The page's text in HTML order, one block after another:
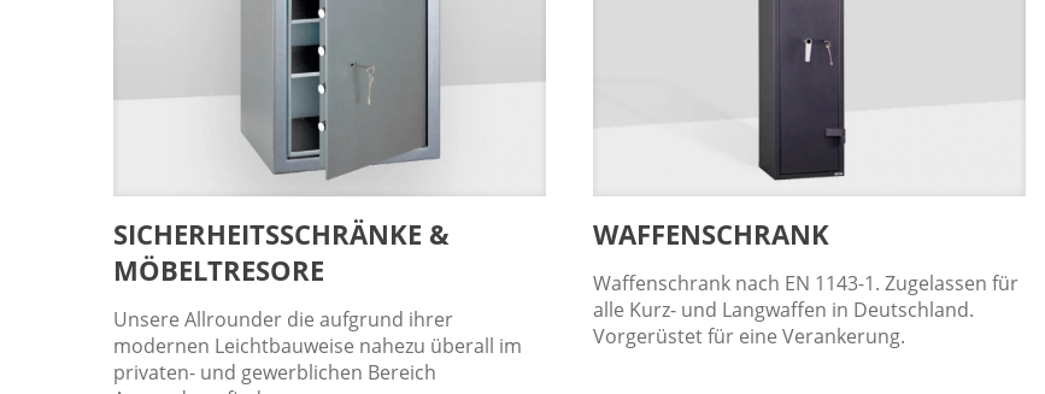
SICHERHEITS­SCHRÄNKE &
MÖBEL­TRESORE
Unsere Allrounder die aufgrund ihrer
modernen Leichtbauweise nahezu überall im
privaten- und gewerblichen Bereich
WAFFENSCHRANK
Waffenschrank nach EN 1143-1. Zugelassen für
alle Kurz- und Langwaffen in Deutschland.
Vorgerüstet für eine Verankerung.